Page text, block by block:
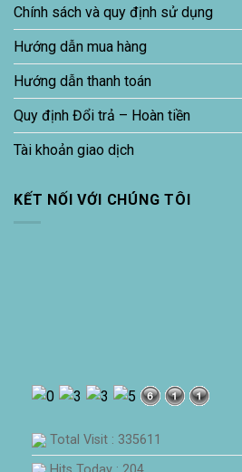
Chính sách và quy định sử dụng
Hướng dẫn mua hàng
Hướng dẫn thanh toán
Quy định Đổi trả – Hoàn tiền
Tài khoản giao dịch
KẾT NỐI VỚI CHÚNG TÔI
Total Visit : 335611